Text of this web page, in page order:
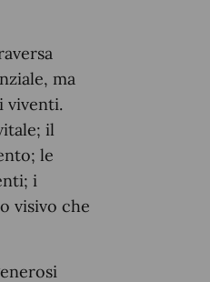
ma
viventi.
il
le
i
visivo che